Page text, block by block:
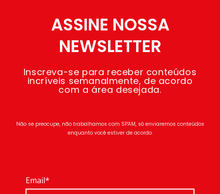
ASSINE NOSSA
NEWSLETTER
Inscreva-se para receber conteúdos
incríveis semanalmente, de acordo
com a área desejada.
Não se preocupe, não trabalhamos com SPAM, só enviaremos conteúdos
enquanto você estiver de acordo.
Email*